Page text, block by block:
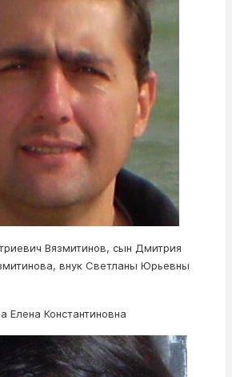
Вязмитинов, сын Дмитрия
внук Светланы Юрьевны
Елена Константиновна